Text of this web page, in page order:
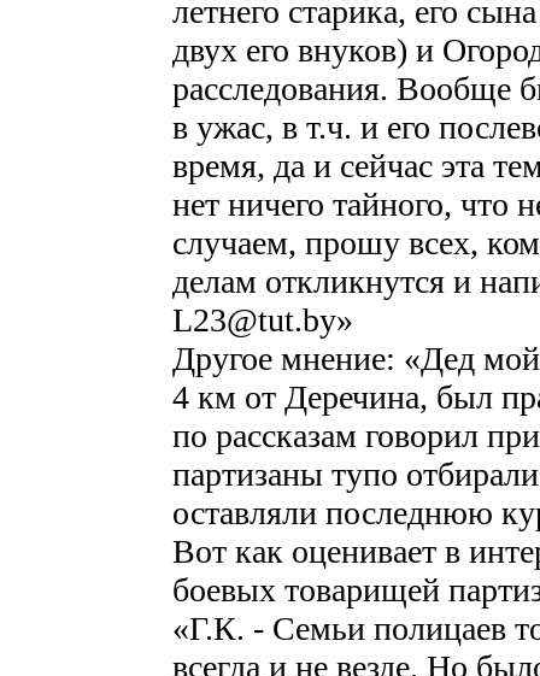
летнего старика, его
двух его внуков) и
расследования. Вообще
в ужас, в т.ч. и его
время, да и сейчас эта
нет ничего тайного, что
случаем, прошу всех,
делам откликнутся и
L23@tut.by»
Другое мнение: «Дед
4 км от Деречина, был
по рассказам говорил
партизаны тупо
оставляли последнюю
Вот как оценивает в
боевых товарищей
«Г.К. - Семьи полицаев
всегда и не везде. Но